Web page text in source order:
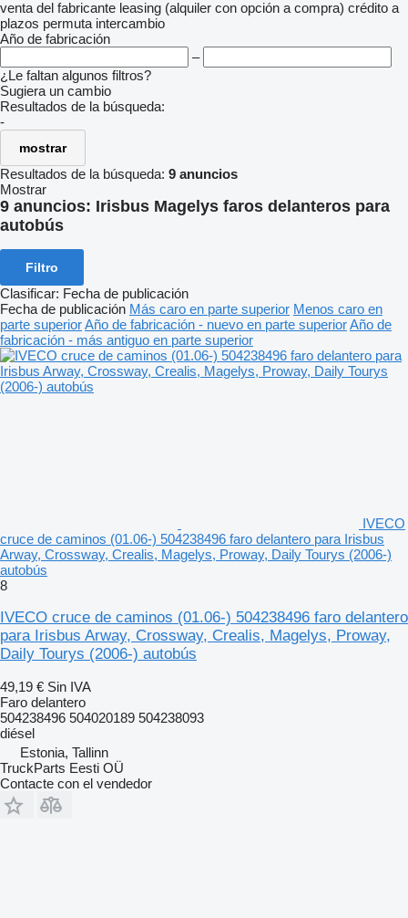
venta del fabricante leasing (alquiler con opción a compra) crédito a
plazos permuta intercambio
Año de fabricación
–
¿Le faltan algunos filtros?
Sugiera un cambio
Resultados de la búsqueda:
-
mostrar
Resultados de la búsqueda: 9 anuncios
Mostrar
9 anuncios: Irisbus Magelys faros delanteros para
autobús
Filtro
Clasificar: Fecha de publicación
Fecha de publicación Más caro en parte superior Menos caro en
parte superiorAño de fabricación - nuevo en parte superiorAño de
fabricación - más antiguo en parte superior
IVECO
cruce de caminos (01.06-) 504238496 faro delantero para Irisbus
Arway, Crossway, Crealis, Magelys, Proway, Daily Tourys (2006-)
autobús
8
IVECO cruce de caminos (01.06-) 504238496 faro delantero
para Irisbus Arway, Crossway, Crealis, Magelys, Proway,
Daily Tourys (2006-) autobús
49,19 € Sin IVA
Faro delantero
504238496 504020189 504238093
diésel
Estonia, Tallinn
TruckParts Eesti OÜ
Contacte con el vendedor